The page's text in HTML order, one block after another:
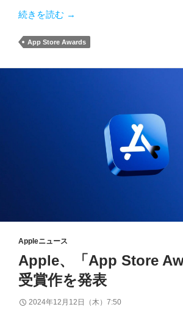
続きを読む 「App Store Awards」のフ
→
App Store Awards
Appleニュース
Apple、「App Store
受賞作を発表
2024年12月12日（木）7:50